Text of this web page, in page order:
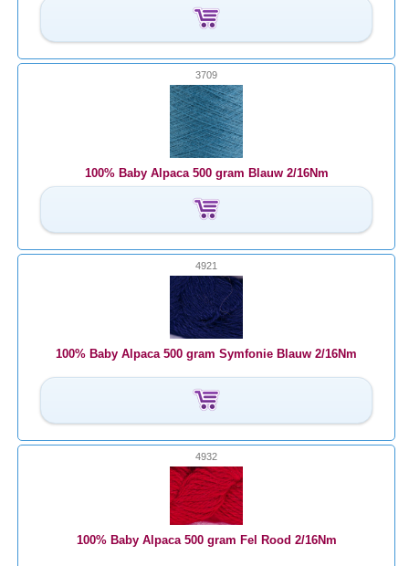
3709
100% Baby Alpaca 500 gram Blauw 2/16Nm
4921
100% Baby Alpaca 500 gram Symfonie Blauw 2/16Nm
4932
100% Baby Alpaca 500 gram Fel Rood 2/16Nm